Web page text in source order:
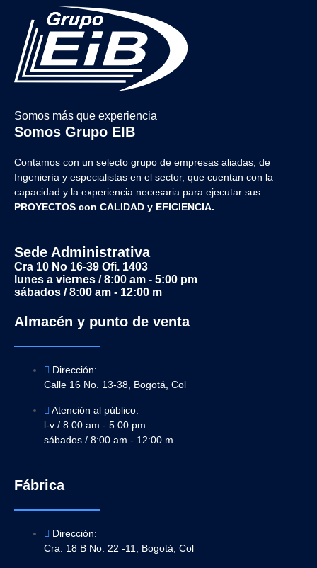
Somos más que experiencia
Somos Grupo EIB
Contamos con un selecto grupo de empresas aliadas, de
Ingeniería y especialistas en el sector, que cuentan con la
capacidad y la experiencia necesaria para ejecutar sus
PROYECTOS con CALIDAD y EFICIENCIA.
Sede Administrativa
Cra 10 No 16-39 Ofi. 1403
lunes a viernes / 8:00 am - 5:00 pm
sábados / 8:00 am - 12:00 m
Almacén y punto de venta
Dirección:
Calle 16 No. 13-38, Bogotá, Col
Atención al público:
l-v / 8:00 am - 5:00 pm
sábados / 8:00 am - 12:00 m
Fábrica
Dirección:
Cra. 18 B No. 22 -11, Bogotá, Col